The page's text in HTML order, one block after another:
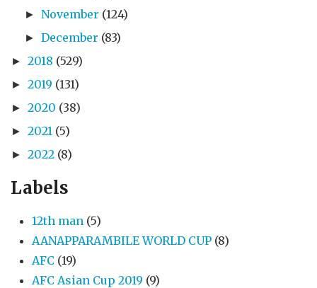
►November (124)
►December (83)
► 2018 (529)
► 2019 (131)
► 2020 (38)
► 2021 (5)
► 2022 (8)
Labels
12th man (5)
AANAPPARAMBILE WORLD CUP (8)
AFC (19)
AFC Asian Cup 2019 (9)